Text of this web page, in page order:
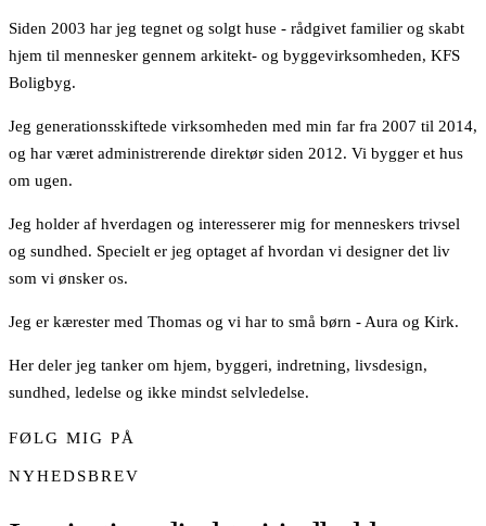
Siden 2003 har jeg tegnet og solgt huse - rådgivet familier og skabt
hjem til mennesker gennem arkitekt- og byggevirksomheden, KFS
Boligbyg.
Jeg generationsskiftede virksomheden med min far fra 2007 til 2014,
og har været administrerende direktør siden 2012. Vi bygger et hus
om ugen.
Jeg holder af hverdagen og interesserer mig for menneskers trivsel
og sundhed. Specielt er jeg optaget af hvordan vi designer det liv
som vi ønsker os.
Jeg er kærester med Thomas og vi har to små børn - Aura og Kirk.
Her deler jeg tanker om hjem, byggeri, indretning, livsdesign,
sundhed, ledelse og ikke mindst selvledelse.
FØLG MIG PÅ
NYHEDSBREV